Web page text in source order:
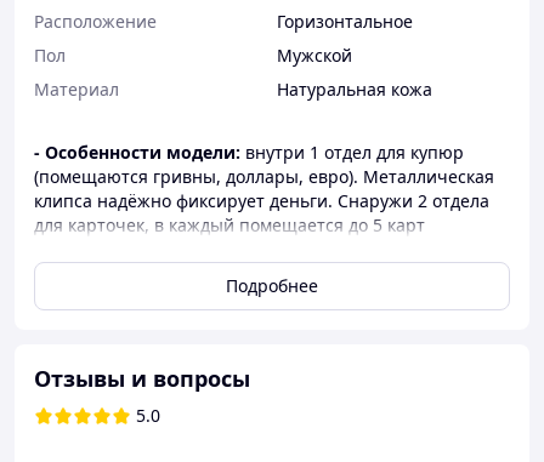
Расположение
Горизонтальное
Пол
Мужской
Материал
Натуральная кожа
- Особенности модели: внутри 1 отдел для купюр
(помещаются гривны, доллары, евро). Металлическая
клипса надёжно фиксирует деньги. Снаружи 2 отдела
для карточек, в каждый помещается до 5 карт
- Материал:натуральная кожа CRAZY HORSE премиум
качества. Кожа матовая, гладкая, плотная но мягкая,
очень приятная на ощупь, износостойкая
- Производитель:сделано в Украине, ручная работа.
Идеально ровные крепкие швы, обработанные торцы,
Подробнее
Отзывы и вопросы
5.0